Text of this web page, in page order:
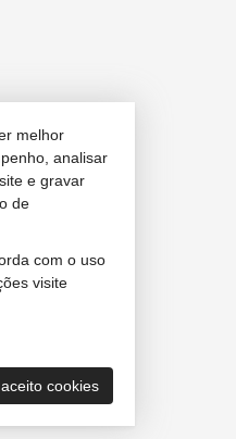
melhor
analisar
e gravar
de
com o uso
visite
aceito cookies